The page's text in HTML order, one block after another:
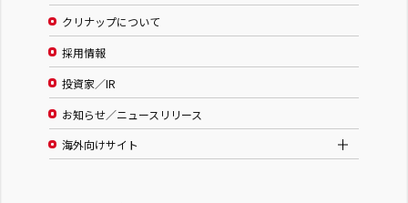
クリナップについて
採用情報
投資家／IR
お知らせ／ニュースリリース
海外向けサイト